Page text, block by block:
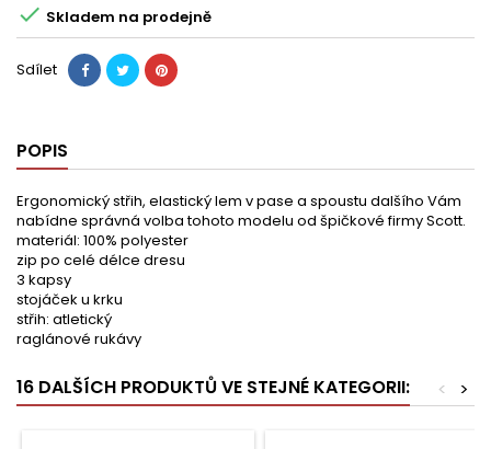
 Skladem na prodejně
Sdílet
POPIS
Ergonomický střih, elastický lem v pase a spoustu dalšího Vám
nabídne správná volba tohoto modelu od špičkové firmy Scott.
materiál: 100% polyester
zip po celé délce dresu
3 kapsy
stojáček u krku
střih: atletický
raglánové rukávy
16 DALŠÍCH PRODUKTŮ VE STEJNÉ KATEGORII: >
<